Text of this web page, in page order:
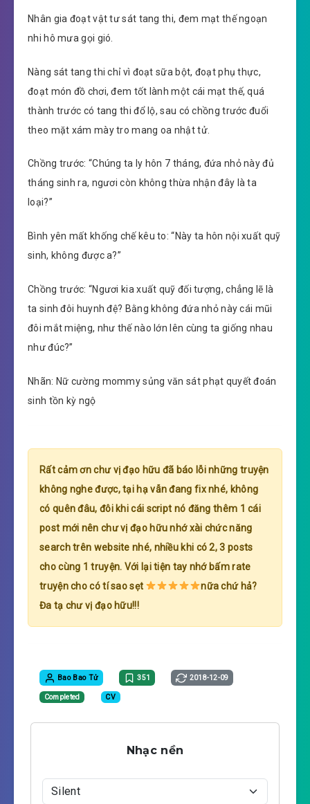
Nhân gia đoạt vật tư sát tang thi, đem mạt thế ngoạn
nhi hô mưa gọi gió.
Nàng sát tang thi chỉ vì đoạt sữa bột, đoạt phụ thực,
đoạt món đồ chơi, đem tốt lành một cái mạt thế, quá
thành trước có tang thi đổ lộ, sau có chồng trước đuổi
theo mặt xám mày tro mang oa nhật tử.
Chồng trước: “Chúng ta ly hôn 7 tháng, đứa nhỏ này đủ
tháng sinh ra, ngươi còn không thừa nhận đây là ta
loại?”
Bình yên mất khống chế kêu to: “Này ta hôn nội xuất quỹ
sinh, không được a?”
Chồng trước: “Ngươi kia xuất quỹ đối tượng, chẳng lẽ là
ta sinh đôi huynh đệ? Bằng không đứa nhỏ này cái mũi
đôi mắt miệng, như thế nào lớn lên cùng ta giống nhau
như đúc?”
Nhãn: Nữ cường mommy sủng văn sát phạt quyết đoán
sinh tồn kỳ ngộ
Rất cảm ơn chư vị đạo hữu đã báo lỗi những truyện
không nghe được, tại hạ vẫn đang fix nhé, không
có quên đâu, đôi khi cái script nó đăng thêm 1 cái
post mới nên chư vị đạo hữu nhớ xài chức năng
search trên website nhé, nhiều khi có 2, 3 posts
cho cùng 1 truyện. Với lại tiện tay nhớ bấm rate
truyện cho có tí sao sẹt
nữa chứ hả?
Đa tạ chư vị đạo hữu!!!
Bao Bao Tử 351 2018-12-09
Completed CV
Nhạc nền